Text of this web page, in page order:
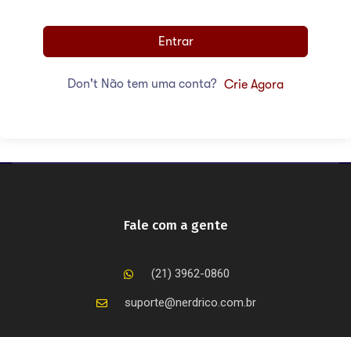
Entrar
Don't Não tem uma conta? Crie Agora
Fale com a gente
(21) 3962-0860
suporte@nerdrico.com.br